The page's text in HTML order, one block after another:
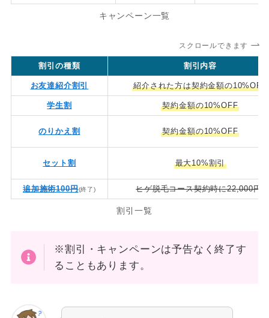
キャンペーン一覧
スクロールできます
割引の種類 割引内容
お友達紹介割引 紹介された方は契約金額の10%OFF
学生割 契約金額の10%OFF
のりかえ割 契約金額の10%OFF
セット割 最大10%割引
追加施術100円(終了) ヒゲ脱毛コース契約時に22,000円
割引一覧
※割引・キャンペーンは予告なく終了す
ることもあります。